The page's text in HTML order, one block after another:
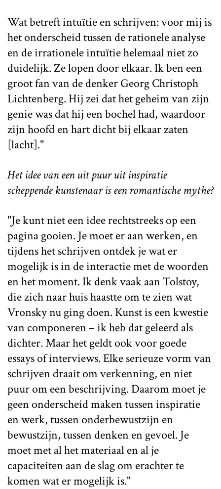
Wat betreft intuïtie en schrijven: voor mij is
het onderscheid tussen de rationele analyse
en de irrationele intuïtie helemaal niet zo
duidelijk. Ze lopen door elkaar. Ik ben een
groot fan van de denker Georg Christoph
Lichtenberg. Hij zei dat het geheim van zijn
genie was dat hij een bochel had, waardoor
zijn hoofd en hart dicht bij elkaar zaten
[lacht]."
Het idee van een uit puur uit inspiratie
scheppende kunstenaar is een romantische mythe?
"Je kunt niet een idee rechtstreeks op een
pagina gooien. Je moet er aan werken, en
tijdens het schrijven ontdek je wat er
mogelijk is in de interactie met de woorden
en het moment. Ik denk vaak aan Tolstoy,
die zich naar huis haastte om te zien wat
Vronsky nu ging doen. Kunst is een kwestie
van componeren – ik heb dat geleerd als
dichter. Maar het geldt ook voor goede
essays of interviews. Elke serieuze vorm van
schrijven draait om verkenning, en niet
puur om een beschrijving. Daarom moet je
geen onderscheid maken tussen inspiratie
en werk, tussen onderbewustzijn en
bewustzijn, tussen denken en gevoel. Je
moet met al het materiaal en al je
capaciteiten aan de slag om erachter te
komen wat er mogelijk is."